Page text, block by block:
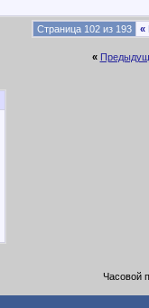
Страница 102 из 193 «
«
Часовой